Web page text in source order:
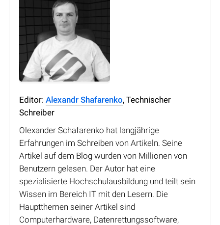
Editor: Alexandr Shafarenko, Technischer
Schreiber
Olexander Schafarenko hat langjährige
Erfahrungen im Schreiben von Artikeln. Seine
Artikel auf dem Blog wurden von Millionen von
Benutzern gelesen. Der Autor hat eine
spezialisierte Hochschulausbildung und teilt sein
Wissen im Bereich IT mit den Lesern. Die
Hauptthemen seiner Artikel sind
Computerhardware, Datenrettungssoftware,